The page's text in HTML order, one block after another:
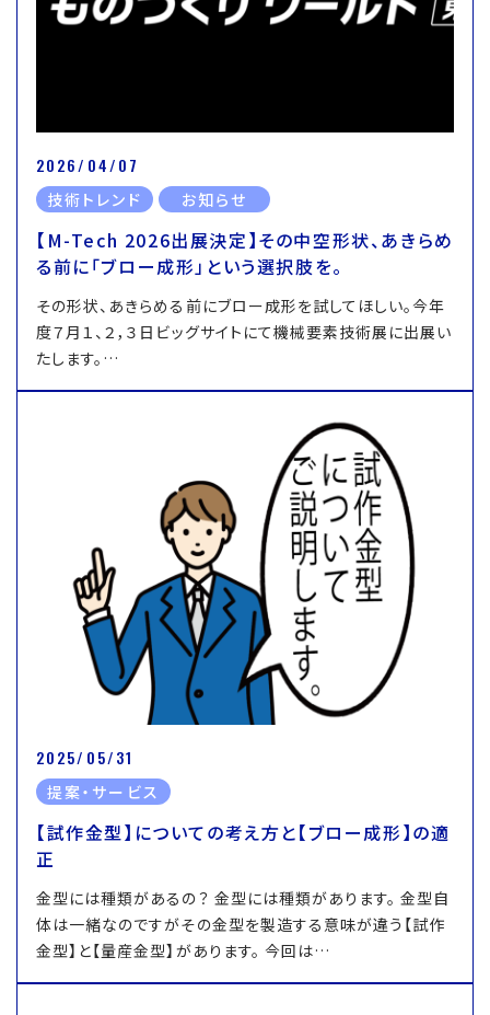
2026/04/07
技術トレンド お知らせ
【M-Tech 2026出展決定】その中空形状、あきらめ
る前に「ブロー成形」という選択肢を。
その形状、あきらめる前にブロー成形を試してほしい。今年
度７月１、２，３日ビッグサイトにて機械要素技術展に出展い
たします。…
2025/05/31
提案・サービス
【試作金型】についての考え方と【ブロー成形】の適
正
金型には種類があるの？ 金型には種類があります。 金型自
体は一緒なのですがその金型を製造する意味が違う【試作
金型】と【量産金型】があります。 今回は…